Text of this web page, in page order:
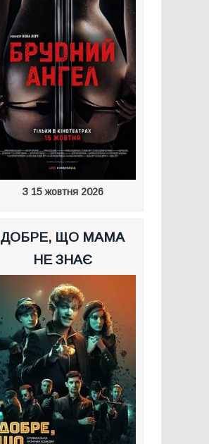
З 15 жовтня 2026
ДОБРЕ, ЩО МАМА
НЕ ЗНАЄ